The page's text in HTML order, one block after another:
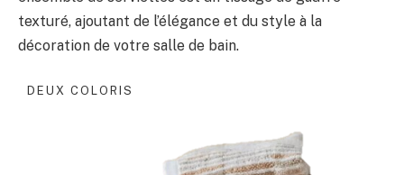
texturé, ajoutant de l’élégance et du style à la
décoration de votre salle de bain.
DEUX COLORIS